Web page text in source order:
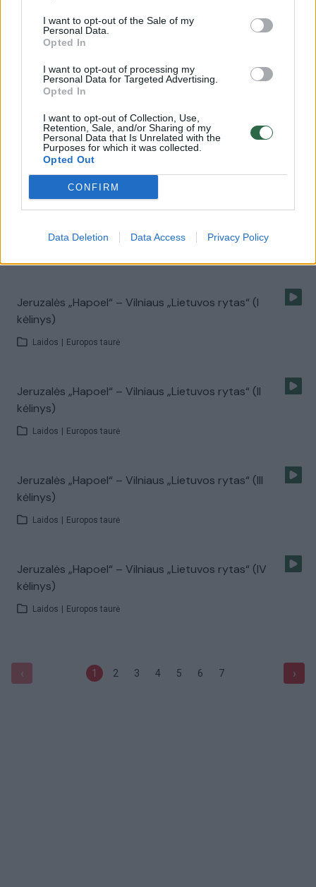
I want to opt-out of the Sale of my
Personal Data.
Opted In
I want to opt-out of processing my
Personal Data for Targeted Advertising.
Opted In
I want to opt-out of Collection, Use,
Retention, Sale, and/or Sharing of my
Personal Data that Is Unrelated with the
Purposes for which it was collected.
Opted Out
CONFIRM
Data Deletion Data Access Privacy Policy
Vilniaus „Lietuvos rytas“ - Sankt Peterburgo „Zenit (IV
kėlinys)
Laidos | Europos taurė
Po rungtynių Tomas Pačėsas pratrūko: kreipsimės į
Palmirą
Žinios | Sportas
Krepšinio komentatorius Rytis Vyšniauskas:
nesakyčiau, kad „Lietuvos rytas“ yra favoritas
Jeruzalės „Hapoel“ – Vilniaus „Lietuvos rytas“ (I
kėlinys)
Laidos Europos taurė
Jeruzalės „Hapoel“ – Vilniaus „Lietuvos rytas“ (II
kėlinys)
Laidos Europos taurė
Jeruzalės „Hapoel“ – Vilniaus „Lietuvos rytas“ (III
kėlinys)
Laidos Europos taurė
Jeruzalės „Hapoel“ – Vilniaus „Lietuvos rytas“ (IV
kėlinys)
Laidos Europos taurė
‹ 1 2 3 4 5 6 7 ›